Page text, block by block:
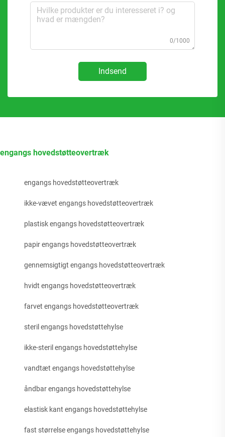
0/1000
Indsend
engangs hovedstøtteovertræk
engangs hovedstøtteovertræk
ikke-vævet engangs hovedstøtteovertræk
plastisk engangs hovedstøtteovertræk
papir engangs hovedstøtteovertræk
gennemsigtigt engangs hovedstøtteovertræk
hvidt engangs hovedstøtteovertræk
farvet engangs hovedstøtteovertræk
steril engangs hovedstøttehylse
ikke-steril engangs hovedstøttehylse
vandtæt engangs hovedstøttehylse
åndbar engangs hovedstøttehylse
elastisk kant engangs hovedstøttehylse
fast størrelse engangs hovedstøttehylse